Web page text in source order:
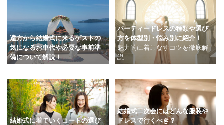
遠方から結婚式に来るゲストの
気になるお車代や必要な事前準
備について解説！
パーティードレスの種類や選び
方を体型別・悩み別に紹介！
魅力的に着こなすコツを徹底解
説
結婚式に着ていくコートの選び
結婚式二次会にはどんな服装や
ドレスで行くべき？